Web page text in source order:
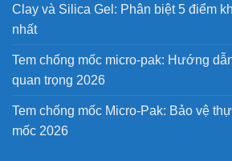
Clay và Silica Gel: Phân biệt 5 điểm
nhất
Tem chống mốc micro-pak: Hướng
quan trọng 2026
Tem chống mốc Micro-Pak: Bảo vệ
mốc 2026